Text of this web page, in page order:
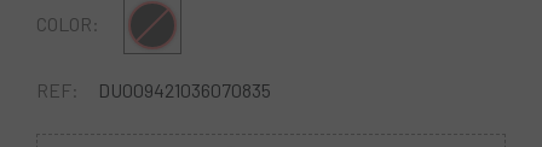
COLOR: Negro
REF: DU009421036070835